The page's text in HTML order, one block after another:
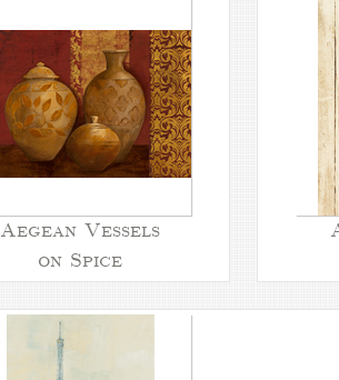
Aegean Vessels
on Spice